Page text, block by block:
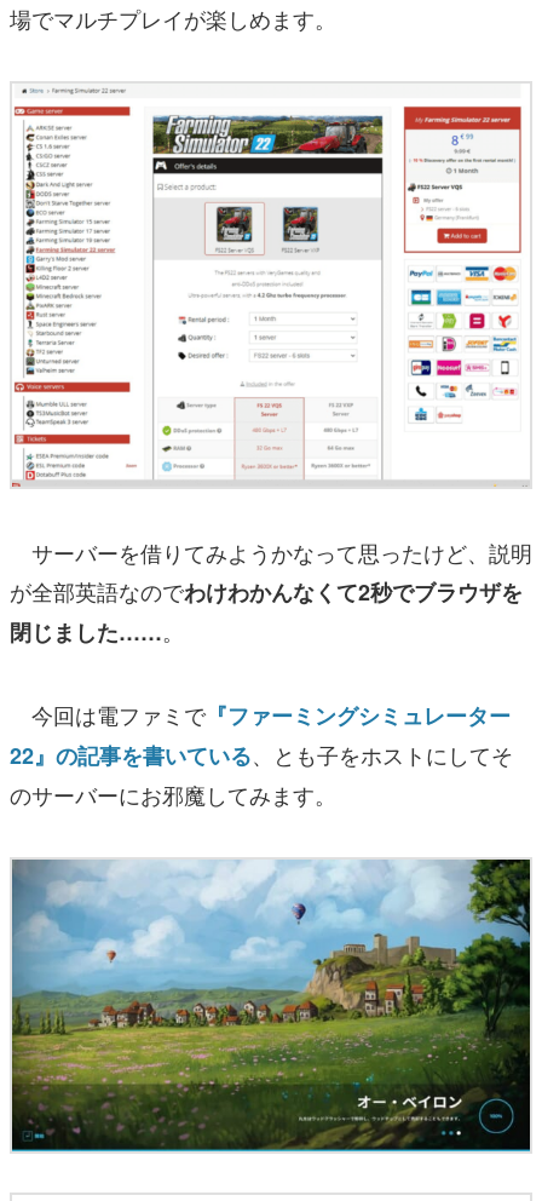
場でマルチプレイが楽しめます。
サーバーを借りてみようかなって思ったけど、説明
が全部英語なのでわけわかんなくて2秒でブラウザを
閉じました……。
今回は電ファミで『ファーミングシミュレーター
22』の記事を書いている、とも子をホストにしてそ
のサーバーにお邪魔してみます。